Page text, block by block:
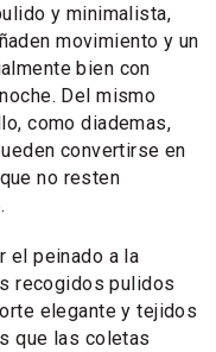
y minimalista,
movimiento y un
bien con
Del mismo
como diademas,
convertirse en
no resten
el peinado a la
recogidos pulidos
elegante y tejidos
que las coletas